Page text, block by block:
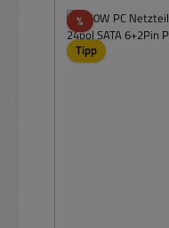
%Rabatt
Tipp